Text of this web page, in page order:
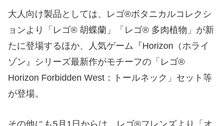
大人向け製品としては、レゴ®ボタニカルコレクシ
ョンより「レゴ® 胡蝶蘭」「レゴ® 多肉植物」が新
たに登場するほか、人気ゲーム『Horizon（ホライ
ゾン』シリーズ最新作がモチーフの「レゴ®
Horizon Forbidden West：トールネック」セット等
が登場。
その他にも5月1日からは、レゴ®フレンズより「オ